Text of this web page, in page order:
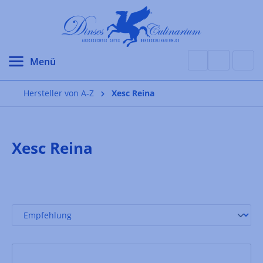
Hersteller von A-Z Xesc Reina
Xesc Reina